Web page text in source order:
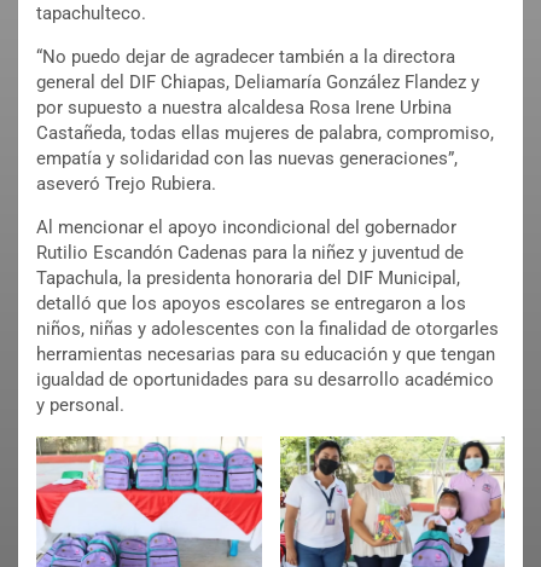
tapachulteco.
“No puedo dejar de agradecer también a la directora
general del DIF Chiapas, Deliamaría González Flandez y
por supuesto a nuestra alcaldesa Rosa Irene Urbina
Castañeda, todas ellas mujeres de palabra, compromiso,
empatía y solidaridad con las nuevas generaciones”,
aseveró Trejo Rubiera.
Al mencionar el apoyo incondicional del gobernador
Rutilio Escandón Cadenas para la niñez y juventud de
Tapachula, la presidenta honoraria del DIF Municipal,
detalló que los apoyos escolares se entregaron a los
niños, niñas y adolescentes con la finalidad de otorgarles
herramientas necesarias para su educación y que tengan
igualdad de oportunidades para su desarrollo académico
y personal.